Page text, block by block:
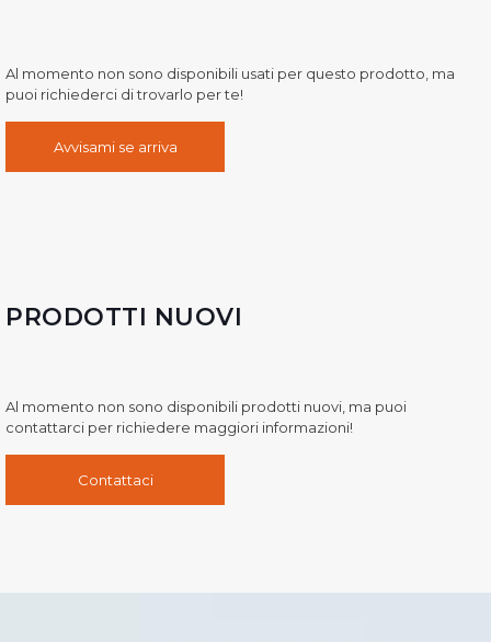
Al momento non sono disponibili usati per questo prodotto, ma
puoi richiederci di trovarlo per te!
Avvisami se arriva
PRODOTTI NUOVI
Al momento non sono disponibili prodotti nuovi, ma puoi
contattarci per richiedere maggiori informazioni!
Contattaci